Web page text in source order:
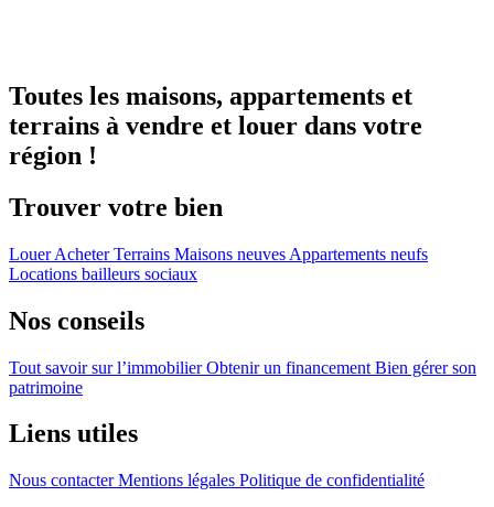
Toutes les maisons, appartements et
terrains à vendre et louer dans votre
région !
Trouver votre bien
LouerAcheterTerrains Maisons neuves Appartements neufs
Locations bailleurs sociaux
Nos conseils
Tout savoir sur l’immobilierObtenir un financement Bien gérer son
patrimoine
Liens utiles
Nous contacterMentions légales Politique de confidentialité